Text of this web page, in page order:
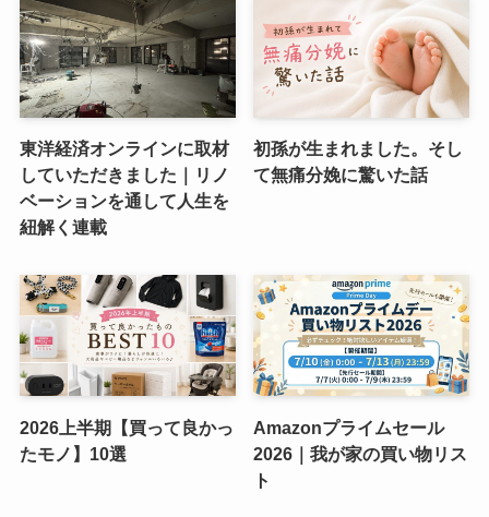
東洋経済オンラインに取材
していただきました｜リノ
ベーションを通して人生を
紐解く連載
初孫が生まれました。そし
て無痛分娩に驚いた話
2026上半期【買って良かっ
たモノ】10選
Amazonプライムセール
2026｜我が家の買い物リス
ト